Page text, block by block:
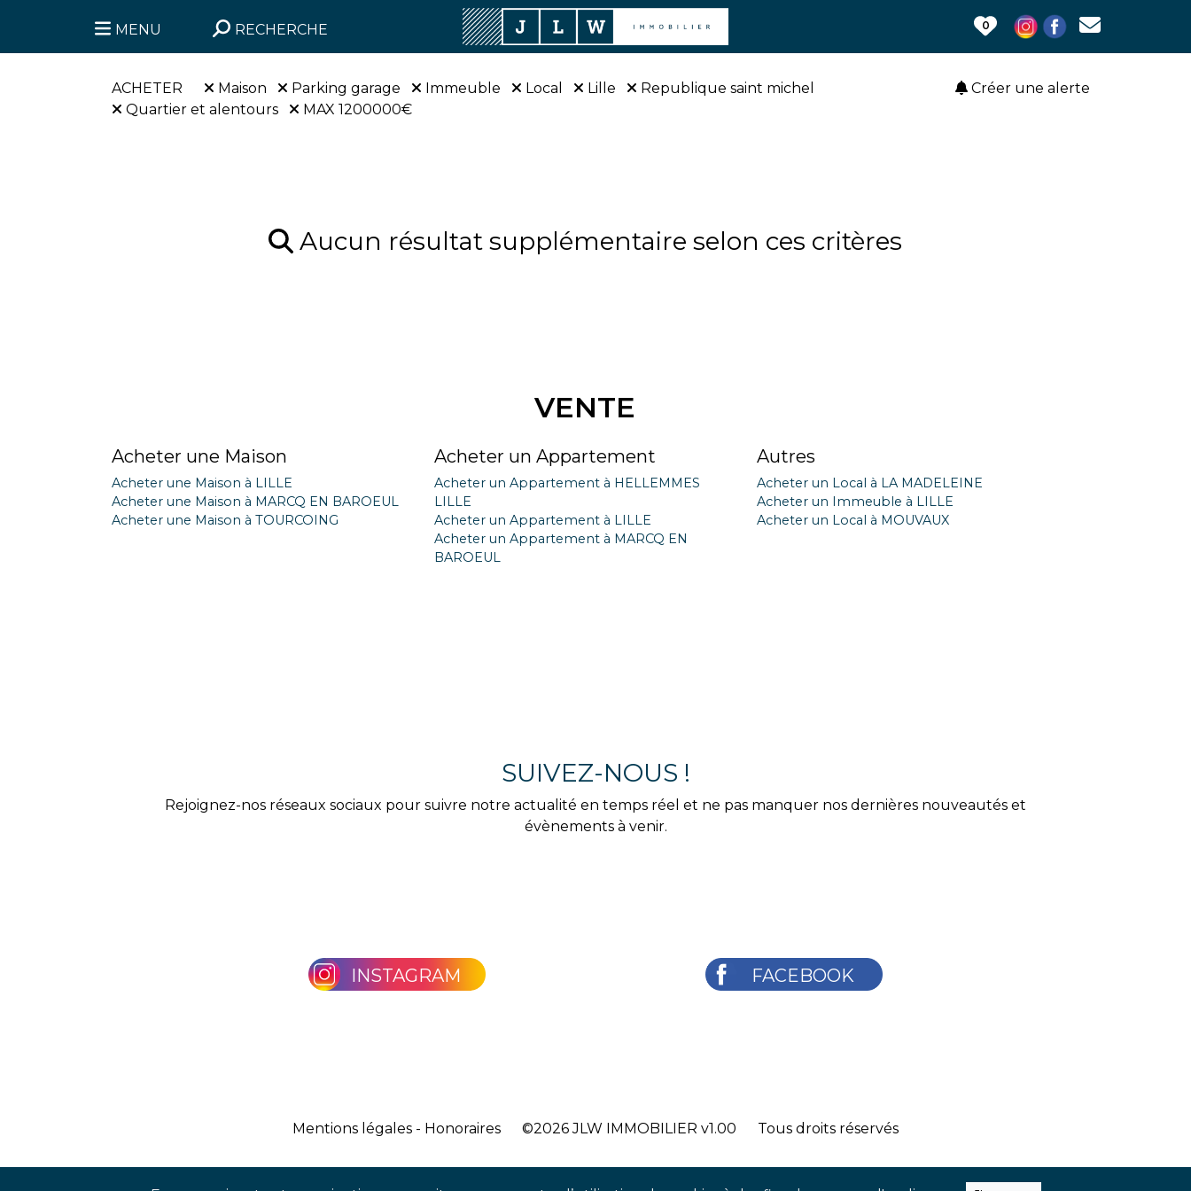
MENU RECHERCHE 0
Créer une alerte
ACHETER Maison Parking garage Immeuble Local Lille
Republique saint michel
Quartier et alentours
MAX 1200000€
Aucun résultat supplémentaire selon ces critères
VENTE
Acheter une Maison
Acheter une Maison à LILLE
Acheter une Maison à MARCQ EN BAROEUL
Acheter une Maison à TOURCOING
Acheter un Appartement
Acheter un Appartement à HELLEMMES
LILLE
Acheter un Appartement à LILLE
Acheter un Appartement à MARCQ EN
BAROEUL
Autres
Acheter un Local à LA MADELEINE
Acheter un Immeuble à LILLE
Acheter un Local à MOUVAUX
SUIVEZ-NOUS !
Rejoignez-nos réseaux sociaux pour suivre notre actualité en temps réel et ne pas manquer nos dernières nouveautés et
évènements à venir.
INSTAGRAM FACEBOOK
Mentions légales - Honoraires ©2026JLW IMMOBILIER v1.00 Tous droits réservés